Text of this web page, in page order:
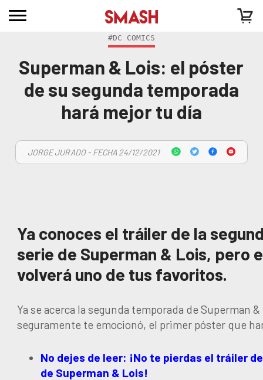
#DC COMICS
Superman & Lois: el póster
de su segunda temporada
hará mejor tu día
JORGE JURADO - FECHA 24/12/2021
Ya conoces el tráiler de la
serie de Superman & Lois, pero
volverá uno de tus favoritos.
Ya se acerca la segunda temporada de Superman
seguramente te emocionó, el primer póster que
No dejes de leer: ¡No te pierdas el tráiler
de Superman & Lois!